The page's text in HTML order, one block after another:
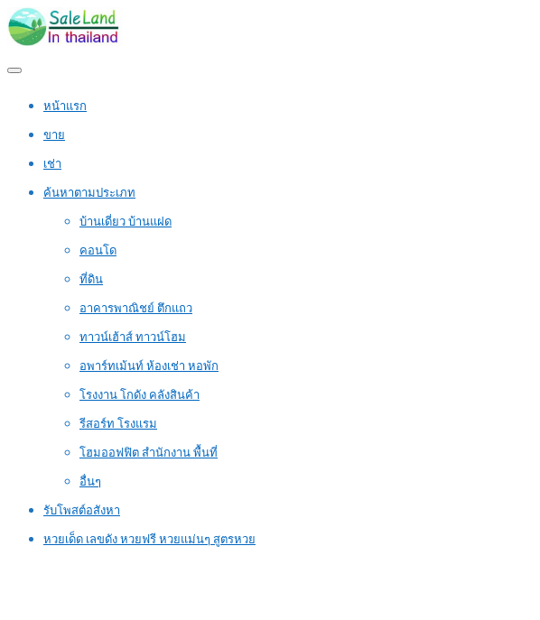
หน้าแรก
ขาย
เช่า
ค้นหาตามประเภท
บ้านเดี่ยว บ้านแฝด
คอนโด
ที่ดิน
อาคารพาณิชย์ ตึกแถว
ทาวน์เฮ้าส์ ทาวน์โฮม
อพาร์ทเม้นท์ ห้องเช่า หอพัก
โรงงาน โกดัง คลังสินค้า
รีสอร์ท โรงแรม
โฮมออฟฟิต สำนักงาน พื้นที่
อื่นๆ
รับโพสต์อสังหา
หวยเด็ด เลขดัง หวยฟรี หวยแม่นๆ สูตรหวย